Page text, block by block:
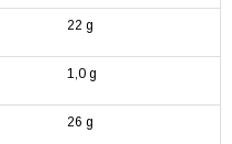
22 g
1,0 g
26 g